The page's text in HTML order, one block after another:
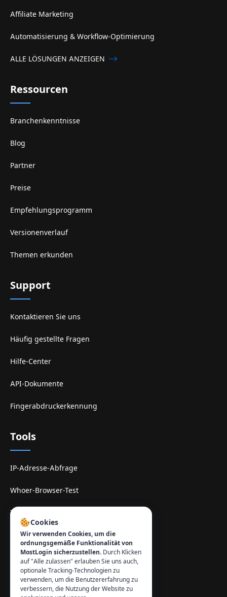
Affiliate Marketing
Automatisierung & Workflow-Optimierung
ALLE LÖSUNGEN ANZEIGEN
Ressourcen
Branchenkenntnisse
Blog
Partner
Preise
Empfehlungsprogramm
Versionenverlauf
Themen erkunden
Support
Kontaktieren Sie uns
Häufig gestellte Fragen
Hilfe-Center
API-Dokumente
Fingerabdruckerkennung
Tools
IP-Adresse-Abfrage
Whoer-Browser-Test
TamilMV-Spiegel-Site
Kontakt:
info@mostlogin.com
Cookies
Wir verwenden Cookies, um die
ordnungsgemäße Funktionalität von
MostLogin sicherzustellen. Durch Klicken
auf "Alle zulassen" erlauben Sie uns auch,
optionale Tracking-Technologien zu
verwenden, um die Benutzererfahrung zu
verbessern, die Nutzung der Website zu